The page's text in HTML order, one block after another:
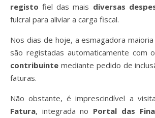
registo fiel das mais diversas
fulcral para aliviar a carga fiscal.
Nos dias de hoje, a esmagadora
são registadas automaticamente com
contribuinte mediante pedido de
faturas.
Não obstante, é imprescindível a
Fatura, integrada no Portal das